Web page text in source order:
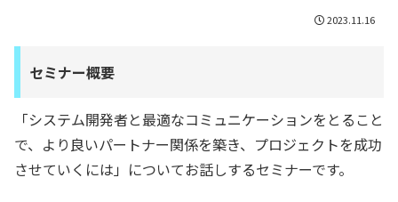
2023.11.16
セミナー概要
「システム開発者と最適なコミュニケーションをとること
で、より良いパートナー関係を築き、プロジェクトを成功
させていくには」についてお話しするセミナーです。